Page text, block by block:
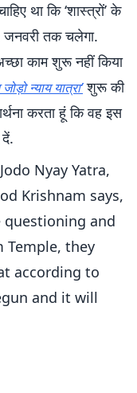
था कि ‘शास्त्रों’ के
जनवरी तक चलेगा.
काम शुरू नहीं किया
जोड़ो न्याय यात्रा’शुरू की
करता हूं कि वह इस
Nyay Yatra,
Krishnam says,
questioning and
Temple, they
according to
and it will